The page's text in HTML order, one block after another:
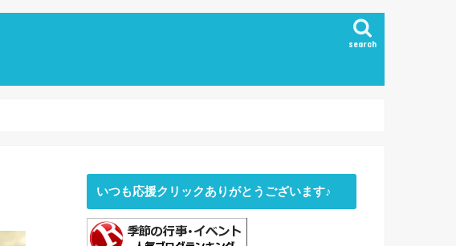
search
いつも応援クリックありがとうございます♪